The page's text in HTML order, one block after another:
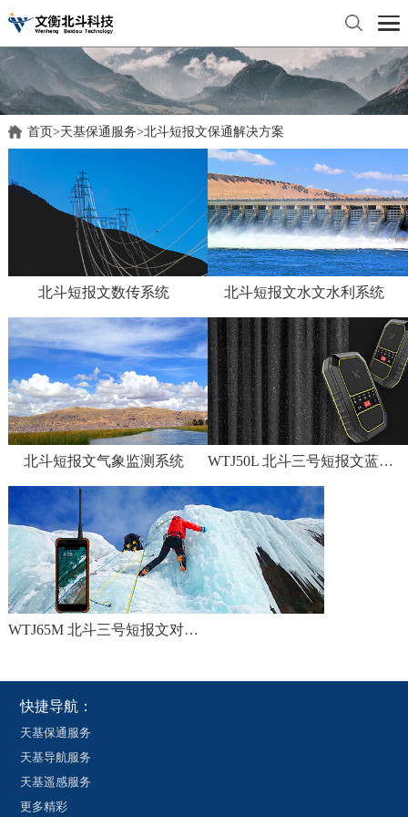
首页>天基保通服务>北斗短报文保通解决方案
北斗短报文数传系统 北斗短报文水文水利系统
北斗短报文气象监测系统 WTJ50L 北斗三号短报文蓝牙终端
WTJ65M 北斗三号短报文对讲三防手机
快捷导航：
天基保通服务
天基导航服务
天基遥感服务
更多精彩